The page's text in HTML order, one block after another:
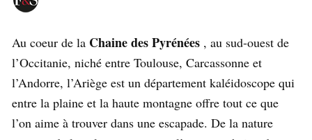
Au coeur de la Chaine des Pyrénées , au sud-ouest de
l’Occitanie, niché entre Toulouse, Carcassonne et
l’Andorre, l’Ariège est un département kaléidoscope qui
entre la plaine et la haute montagne offre tout ce que
l’on aime à trouver dans une escapade. De la nature